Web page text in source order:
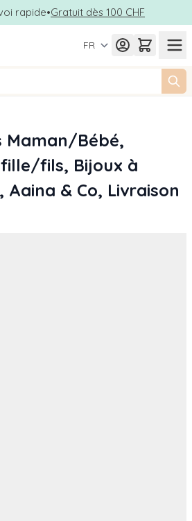
rapide•Gratuit dès 100 CHF
FR
Maman/Bébé,
fils, Bijoux à
& Co, Livraison